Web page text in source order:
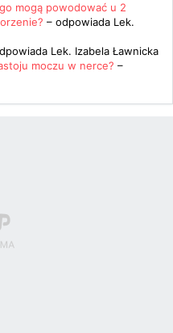
mogą powodować u 2
– odpowiada Lek.
Lek. Izabela Ławnicka
moczu w nerce? –